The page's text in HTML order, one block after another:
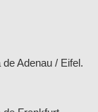
Adenau / Eifel.